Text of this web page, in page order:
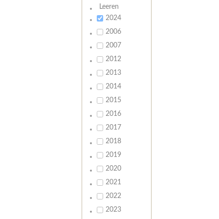
Leeren
2024
2006
2007
2012
2013
2014
2015
2016
2017
2018
2019
2020
2021
2022
2023